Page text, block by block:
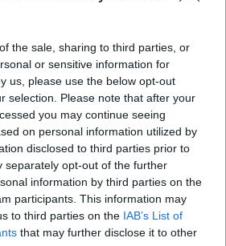
the sale, sharing to third parties, or
or sensitive information for
us, please use the below opt-out
selection. Please note that after your
you may continue seeing
on personal information utilized by
disclosed to third parties prior to
separately opt-out of the further
information by third parties on the
participants. This information may
to third parties on the IAB’s List of
that may further disclose it to other
, μουσικές βραδιές ,
και φωτογραφίας κλπ.
, ποτό αλλά και χώρος
μαζί θα δημιουργούν
και αλληλέγγυας
παροχή πρώτης ιατρικής
που δεν έχουν
, ή λειτουργία ελεύθερων και
και εργαστηρίων που θα
και να λειτουργούν